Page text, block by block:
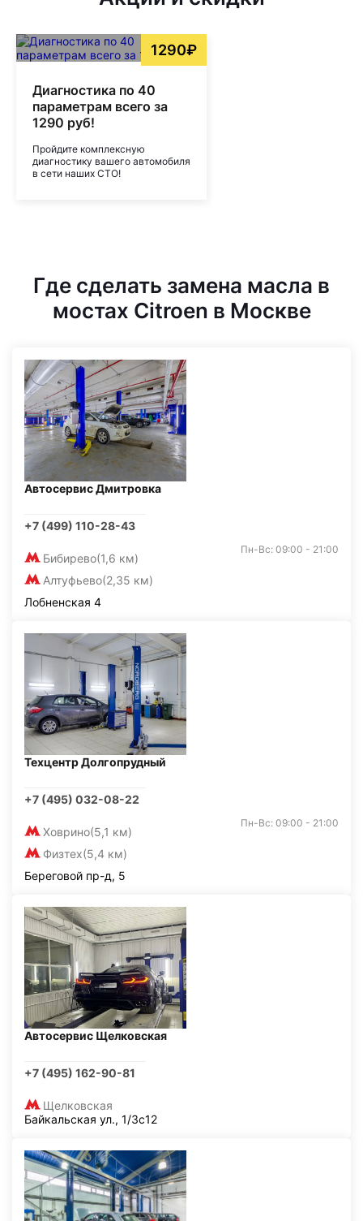
1290₽
Диагностика по 40
параметрам всего за
1290 руб!
Пройдите комплексную
диагностику вашего автомобиля
в сети наших СТО!
Где сделать замена масла в
мостах Citroen в Москве
Автосервис Дмитровка
+7 (499) 110-28-43
Бибирево(1,6 км)
Алтуфьево(2,35 км)
Пн-Вс: 09:00 - 21:00
Лобненская 4
Техцентр Долгопрудный
+7 (495) 032-08-22
Ховрино(5,1 км)
Физтех(5,4 км)
Пн-Вс: 09:00 - 21:00
Береговой пр-д, 5
Автосервис Щелковская
+7 (495) 162-90-81
Щелковская
Байкальская ул., 1/3с12